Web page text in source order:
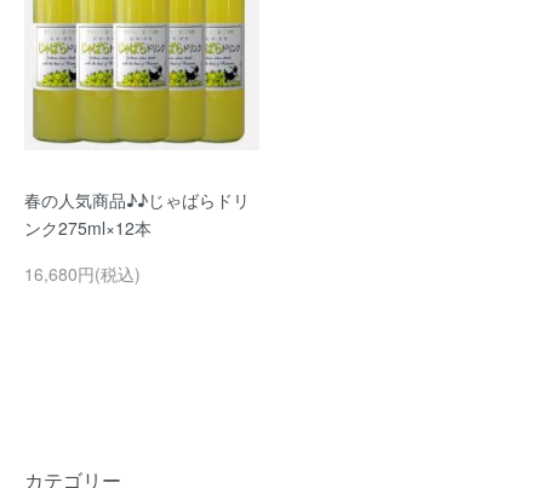
春の人気商品♪♪じゃばらドリ
ンク275ml×12本
16,680円(税込)
カテゴリー